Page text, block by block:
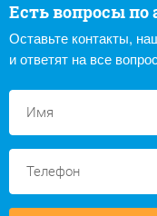
Есть вопросы по
Оставьте контакты,
и ответят на все